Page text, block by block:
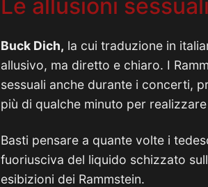
Le allusioni
Buck Dich, la cui traduzione in
allusivo, ma diretto e chiaro. I
sessuali anche durante i concerti,
più di qualche minuto per
Basti pensare a quante volte i
fuoriusciva del liquido schizzato
esibizioni dei Rammstein.